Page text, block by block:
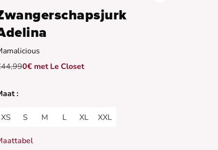
0€ met Le Closet
:
XS S M L XL XXL